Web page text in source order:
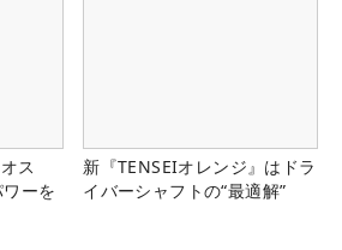
ス
ーを
新『TENSEIオレンジ』はドラ
イバーシャフトの“最適解”